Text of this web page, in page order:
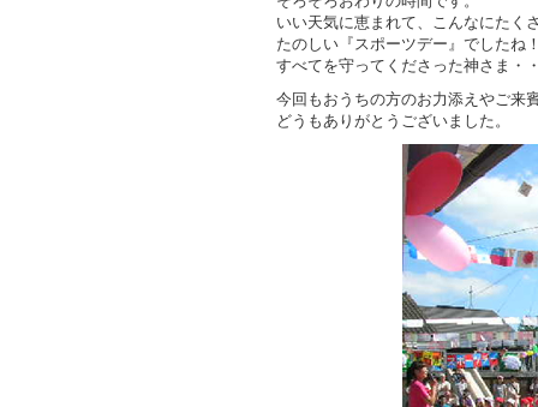
いい天気に恵まれて、こんなにたく
たのしい『スポーツデー』でしたね
すべてを守ってくださった神さま・
今回もおうちの方のお力添えやご来
どうもありがとうございました。